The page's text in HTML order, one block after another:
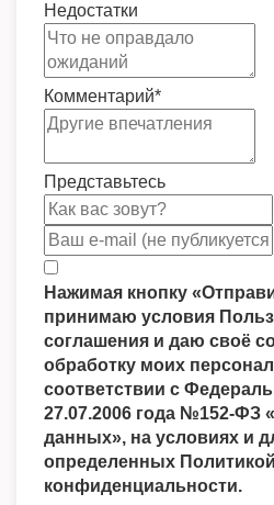
Недостатки
Комментарий*
Представьтесь
Нажимая кнопку
принимаю условия
соглашения и даю своё
обработку моих
соответствии с
27.07.2006 года №152-ФЗ
данных», на условиях и
определенных Политикой
конфиденциальности.